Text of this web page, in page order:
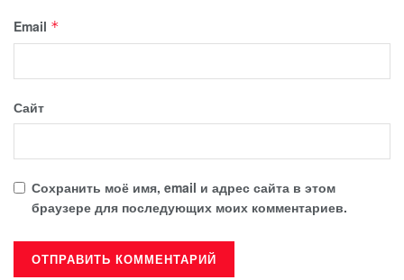
Email *
Сайт
Сохранить моё имя, email и адрес сайта в этом
браузере для последующих моих комментариев.